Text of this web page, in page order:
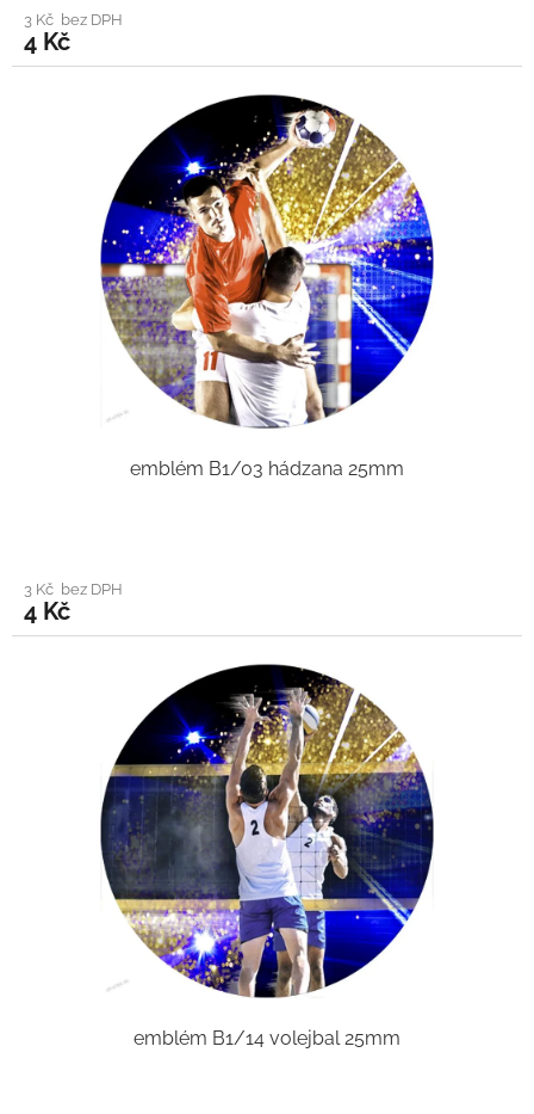
3 Kč bez DPH
4 Kč
emblém B1/03 hádzana 25mm
3 Kč bez DPH
4 Kč
emblém B1/14 volejbal 25mm